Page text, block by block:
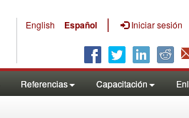
English Español | Iniciar sesión
Referencias Capacitación